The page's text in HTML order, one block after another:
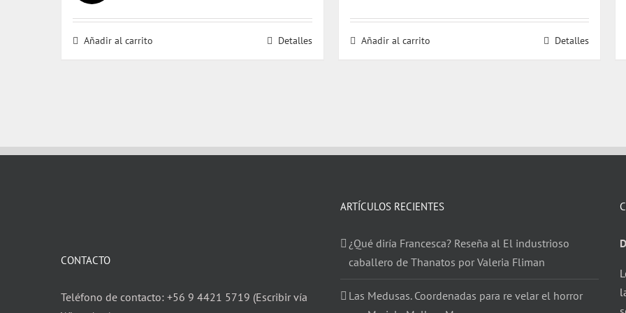
original
era:
actual
Añadir al carrito Detalles Añadir al carrito Detalles
CONTACTO
Teléfono de contacto: +56 9 4421 5719 (Escribir vía
ARTÍCULOS RECIENTES
¿Qué diría Francesca? Reseña al El industrioso
caballero de Thanatos por Valeria Fliman
Las Medusas. Coordenadas para re velar el horror